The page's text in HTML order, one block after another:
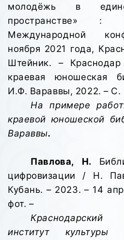
молодёжь в
пространстве» :
Международной
ноября 2021 года,
Штейник. –
краевая юношеская
И.Ф. Вараввы, 2022. – С.
На примере
краевой юношеской
Вараввы.
Павлова, Н.
цифровизации / Н.
Кубань. – 2023. – 14
фот. –
Краснодарский
институт культуры